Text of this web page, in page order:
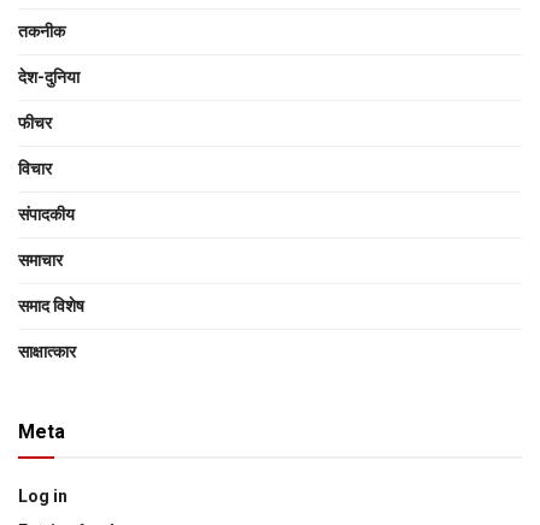
तकनीक
देश-दुनिया
फीचर
विचार
संपादकीय
समाचार
समाद विशेष
साक्षात्‍कार
Meta
Log in